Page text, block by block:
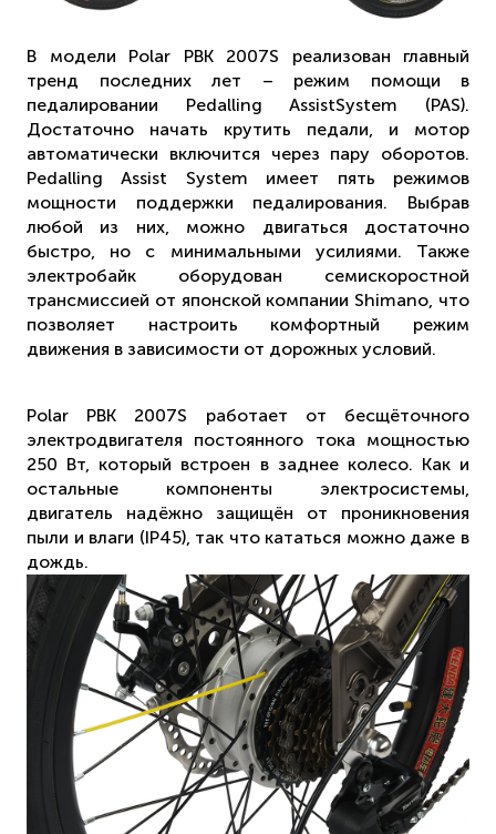
В модели Polar PBK 2007S реализован главный
тренд последних лет – режим помощи в
педалировании Pedalling AssistSystem (PAS).
Достаточно начать крутить педали, и мотор
автоматически включится через пару оборотов.
Pedalling Assist System имеет пять режимов
мощности поддержки педалирования. Выбрав
любой из них, можно двигаться достаточно
быстро, но с минимальными усилиями. Также
электробайк оборудован семискоростной
трансмиссией от японской компании Shimano, что
позволяет настроить комфортный режим
движения в зависимости от дорожных условий.
Polar PBK 2007S работает от бесщёточного
электродвигателя постоянного тока мощностью
250 Вт, который встроен в заднее колесо. Как и
остальные компоненты электросистемы,
двигатель надёжно защищён от проникновения
пыли и влаги (IP45), так что кататься можно даже в
дождь.